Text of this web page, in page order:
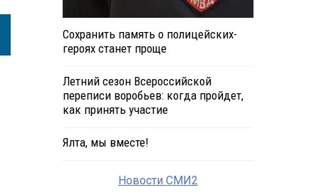
Сохранить память о полицейских-
героях станет проще
Летний сезон Всероссийской
переписи воробьев: когда пройдет,
как принять участие
Ялта, мы вместе!
Новости СМИ2